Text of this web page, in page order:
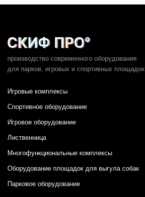
производство современного оборудования
для парков, игровых и спортивных площадок
Игровые комплексы
Спортивное оборудование
Игровое оборудование
Лиственница
Многофункциональные комплексы
Оборудование площадок для выгула собак
Парковое оборудование